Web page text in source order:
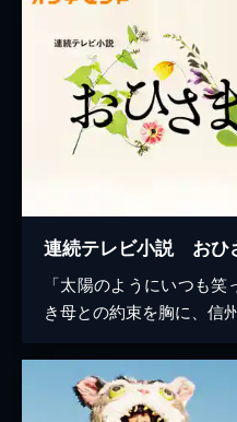
連続テレビ小説 おひ
「太陽のようにいつも
き母との約束を胸に、信